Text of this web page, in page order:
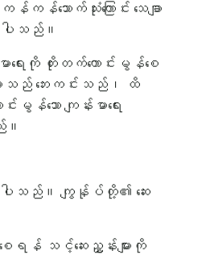
ောက်သုံးကြောင်း သေချာ
ါသည်။
ရေးကို တိုးတက်ကောင်းမွန်စေ
ားသည် ဘေးကင်းသည်၊ ထိ
သော ကျန်းမာရေး
။
းပါသည်။ ကျွန်ုပ်တို့၏ ဆေး
ရန် သင့်ဆေးညွှန်းများကို